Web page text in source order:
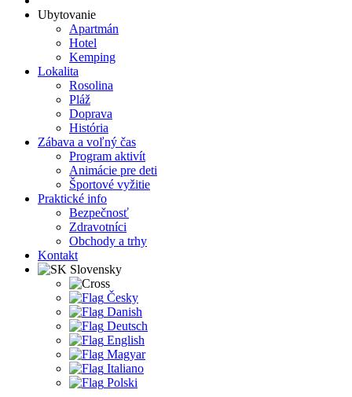
Zábava a voľný čas
Program aktivít
Animácie pre deti
Športové vyžitie
Praktické info
Bezpečnosť
Zdravotníci
Obchody a trhy
Kontakt
Ubytovanie
Apartmán
Hotel
Kemping
Lokalita
Rosolina
Pláž
Doprava
História
Zábava a voľný čas
Program aktivít
Animácie pre deti
Športové vyžitie
Praktické info
Bezpečnosť
Zdravotníci
Obchody a trhy
Kontakt
Slovensky
Česky
Danish
Deutsch
English
Magyar
Italiano
Polski